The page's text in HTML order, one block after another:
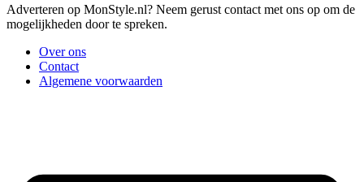
Adverteren op MonStyle.nl? Neem gerust contact met ons op om de
mogelijkheden door te spreken.
Over ons
Contact
Algemene voorwaarden